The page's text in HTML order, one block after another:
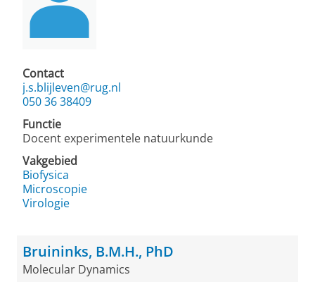
Contact
j.s.blijleven@rug.nl
050 36 38409
Functie
Docent experimentele natuurkunde
Vakgebied
Biofysica
Microscopie
Virologie
Bruininks, B.M.H., PhD
Molecular Dynamics